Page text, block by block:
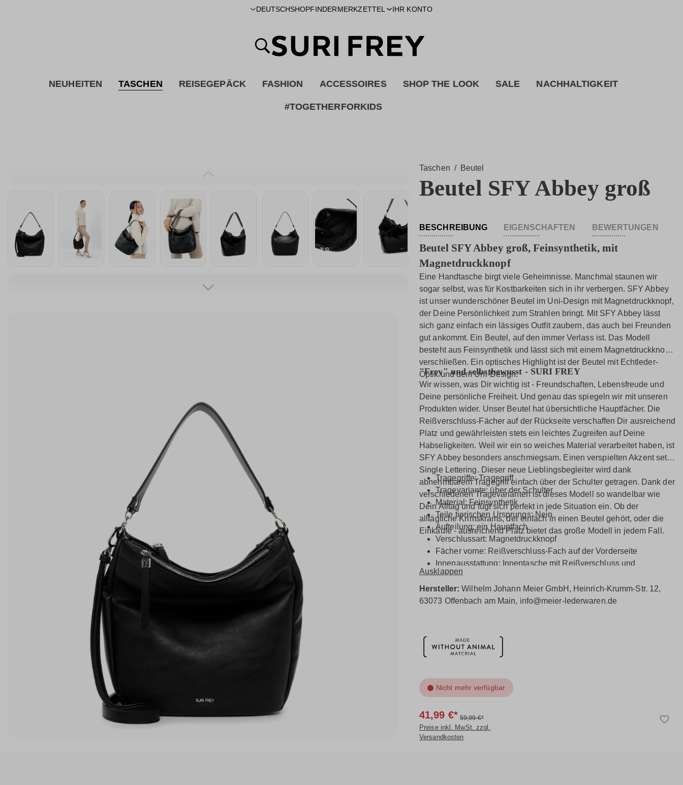
DEUTSCHSHOPFINDERMERKZETTEL IHR KONTO
NEUHEITEN TASCHEN REISEGEPÄCK FASHION ACCESSOIRES SHOP THE LOOK SALE NACHHALTIGKEIT
#TOGETHERFORKIDS
Taschen / Beutel
Beutel SFY Abbey groß
BESCHREIBUNG EIGENSCHAFTEN BEWERTUNGEN
Beutel SFY Abbey groß, Feinsynthetik, mit
Magnetdruckknopf
Eine Handtasche birgt viele Geheimnisse. Manchmal staunen wir
sogar selbst, was für Kostbarkeiten sich in ihr verbergen. SFY Abbey
ist unser wunderschöner Beutel im Uni-Design mit Magnetdruckknopf,
der Deine Persönlichkeit zum Strahlen bringt. Mit SFY Abbey lässt
sich ganz einfach ein lässiges Outfit zaubern, das auch bei Freunden
gut ankommt. Ein Beutel, auf den immer Verlass ist. Das Modell
besteht aus Feinsynthetik und lässt sich mit einem Magnetdruckknopf
verschließen. Ein optisches Highlight ist der Beutel mit Echtleder-
Optik und dem Uni-Design.
"Frey" und selbstbewusst - SURI FREY
Wir wissen, was Dir wichtig ist - Freundschaften, Lebensfreude und
Deine persönliche Freiheit. Und genau das spiegeln wir mit unseren
Produkten wider. Unser Beutel hat übersichtliche Hauptfächer. Die
Reißverschluss-Fächer auf der Rückseite verschaffen Dir ausreichend
Platz und gewährleisten stets ein leichtes Zugreifen auf Deine
Habseligkeiten. Weil wir ein so weiches Material verarbeitet haben, ist
SFY Abbey besonders anschmiegsam. Einen verspielten Akzent setzt
Single Lettering. Dieser neue Lieblingsbegleiter wird dank
abnehmbarem Tragegriff einfach über der Schulter getragen. Dank der
verschiedenen Tragevarianten ist dieses Modell so wandelbar wie
Dein Alltag und fügt sich perfekt in jede Situation ein. Ob der
alltägliche Krimskrams, der einfach in einen Beutel gehört, oder die
Einkäufe - ausreichend Platz bietet das große Modell in jedem Fall.
Tragegriffe: Tragegriff
Tragevariante: über der Schulter
Material: Feinsynthetik
Teile tierischen Ursprungs: Nein
Aufteilung: ein Hauptfach
Verschlussart: Magnetdruckknopf
Fächer vorne: Reißverschluss-Fach auf der Vorderseite
Innenausstattung: Innentasche mit Reißverschluss und
Innensteckfächer
Ausklappen
Hersteller:Wilhelm Johann Meier GmbH, Heinrich-Krumm-Str. 12,
63073 Offenbach am Main, info@meier-lederwaren.de
Nicht mehr verfügbar
41,99 €* 59,99 €*
Preise inkl. MwSt. zzgl.
Versandkosten